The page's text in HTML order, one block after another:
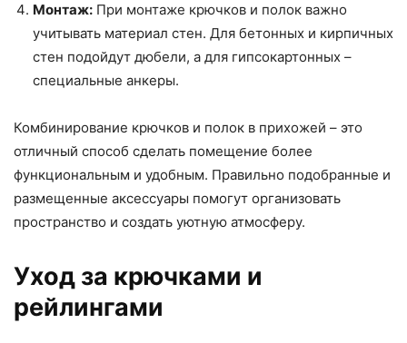
Монтаж: При монтаже крючков и полок важно
учитывать материал стен. Для бетонных и кирпичных
стен подойдут дюбели, а для гипсокартонных –
специальные анкеры.
Комбинирование крючков и полок в прихожей – это
отличный способ сделать помещение более
функциональным и удобным. Правильно подобранные и
размещенные аксессуары помогут организовать
пространство и создать уютную атмосферу.
Уход за крючками и
рейлингами